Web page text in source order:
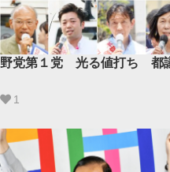
野党第１党 光る値打ち 都議
1